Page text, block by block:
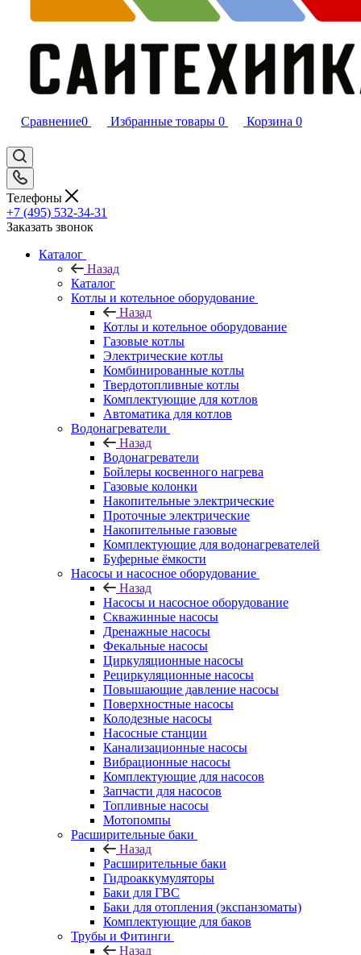
Сравнение0 Избранные товары 0 Корзина 0
Телефоны
+7 (495) 532‑34‑31
Заказать звонок
Каталог
Назад
Каталог
Котлы и котельное оборудование
Назад
Котлы и котельное оборудование
Газовые котлы
Электрические котлы
Комбинированные котлы
Твердотопливные котлы
Комплектующие для котлов
Автоматика для котлов
Водонагреватели
Назад
Водонагреватели
Бойлеры косвенного нагрева
Газовые колонки
Накопительные электрические
Проточные электрические
Накопительные газовые
Комплектующие для водонагревателей
Буферные ёмкости
Насосы и насосное оборудование
Назад
Насосы и насосное оборудование
Скважинные насосы
Дренажные насосы
Фекальные насосы
Циркуляционные насосы
Рециркуляционные насосы
Повышающие давление насосы
Поверхностные насосы
Колодезные насосы
Насосные станции
Канализационные насосы
Вибрационные насосы
Комплектующие для насосов
Запчасти для насосов
Топливные насосы
Мотопомпы
Расширительные баки
Назад
Расширительные баки
Гидроаккумуляторы
Баки для ГВС
Баки для отопления (экспанзоматы)
Комплектующие для баков
Трубы и Фитинги
Назад